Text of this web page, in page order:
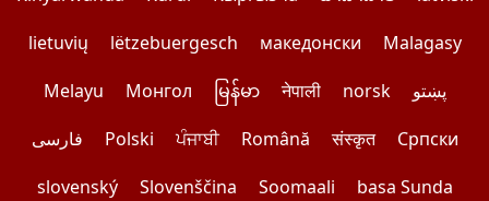
lietuvių
lëtzebuergesch македонски
Malagasy
Melayu
Монгол မြန်မာ नेपाली norsk
پښتو
فارسی
Polski ਪੰਜਾਬੀ Română संस्कृत
Српски
slovenský
Slovenščina Soomaali basa Sunda